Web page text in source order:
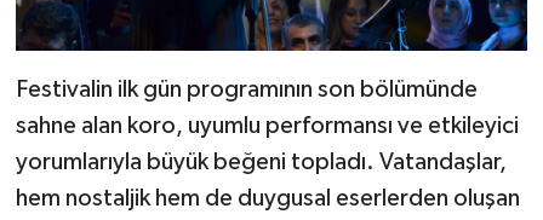
Festivalin ilk gün programının son bölümünde
sahne alan koro, uyumlu performansı ve etkileyici
yorumlarıyla büyük beğeni topladı. Vatandaşlar,
hem nostaljik hem de duygusal eserlerden oluşan